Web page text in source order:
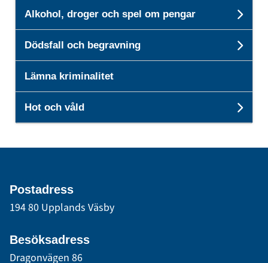
Alkohol, droger och spel om pengar
Dödsfall och begravning
Lämna kriminalitet
Hot och våld
Postadress
194 80 Upplands Väsby
Besöksadress
Dragonvägen 86